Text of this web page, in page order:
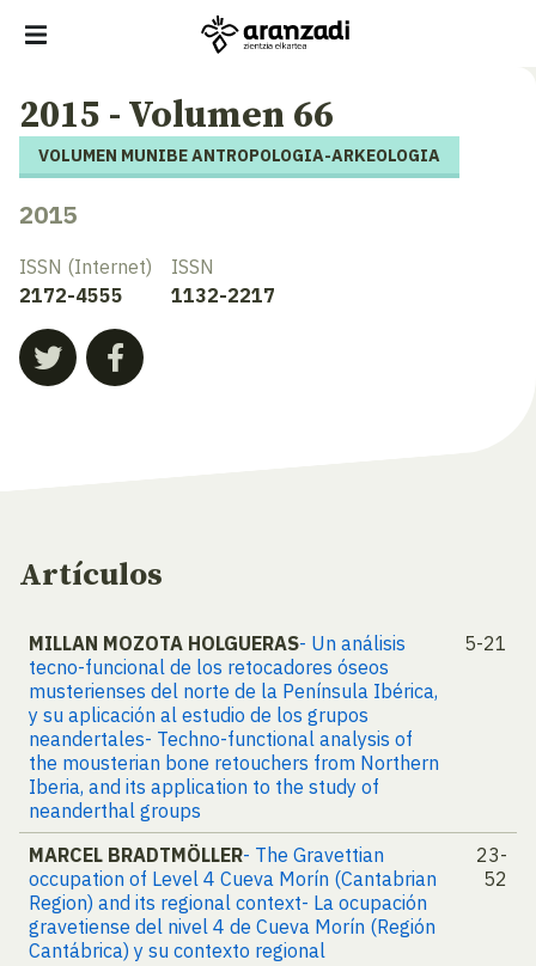
2015 - Volumen 66
VOLUMEN MUNIBE ANTROPOLOGIA-ARKEOLOGIA
2015
ISSN (Internet)
2172-4555
ISSN
1132-2217
Artículos
MILLAN MOZOTA HOLGUERAS- Un análisis
tecno-funcional de los retocadores óseos
musterienses del norte de la Península Ibérica,
y su aplicación al estudio de los grupos
neandertales- Techno-functional analysis of
the mousterian bone retouchers from Northern
Iberia, and its application to the study of
neanderthal groups
5-21
MARCEL BRADTMÖLLER- The Gravettian
occupation of Level 4 Cueva Morín (Cantabrian
Region) and its regional context- La ocupación
gravetiense del nivel 4 de Cueva Morín (Región
Cantábrica) y su contexto regional
23-
52